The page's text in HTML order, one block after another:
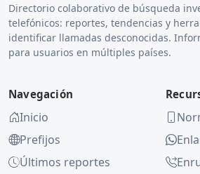
Directorio colaborativo de búsqueda
telefónicos: reportes, tendencias y
identificar llamadas desconocidas.
para usuarios en múltiples países.
Navegación
Inicio
Prefijos
Últimos reportes